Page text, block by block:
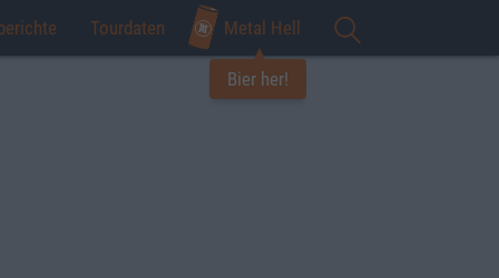
Tourdaten Metal Hell
Bier her!